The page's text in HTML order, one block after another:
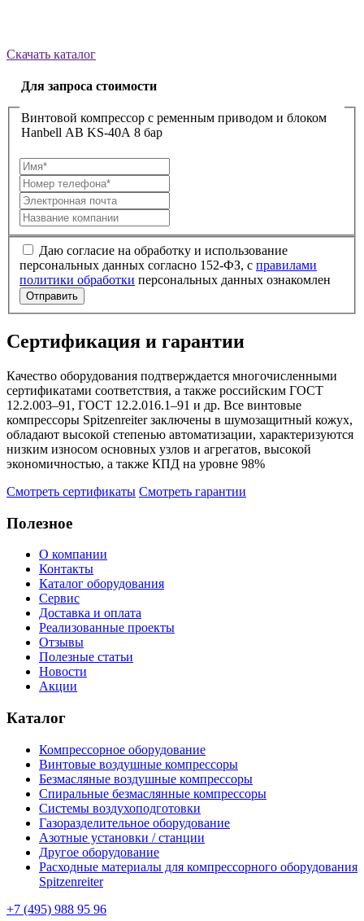
Скачать каталог
Для запроса стоимости
Винтовой компрессор с ременным приводом и блоком
Hanbell АВ KS-40A 8 бар
Даю согласие на обработку и использование
персональных данных согласно 152-ФЗ, с правилами
политики обработки персональных данных ознакомлен
Отправить
Сертификация и гарантии
Качество оборудования подтверждается многочисленными
сертификатами соответствия, а также российским ГОСТ
12.2.003–91, ГОСТ 12.2.016.1–91 и др. Все винтовые
компрессоры Spitzenreiter заключены в шумозащитный кожух,
обладают высокой степенью автоматизации, характеризуются
низким износом основных узлов и агрегатов, высокой
экономичностью, а также КПД на уровне 98%
Смотреть сертификаты Смотреть гарантии
Полезное
О компании
Контакты
Каталог оборудования
Сервис
Доставка и оплата
Реализованные проекты
Отзывы
Полезные статьи
Новости
Акции
Каталог
Компрессорное оборудование
Винтовые воздушные компрессоры
Безмасляные воздушные компрессоры
Спиральные безмаслянные компрессоры
Системы воздухоподготовки
Газоразделительное оборудование
Азотные установки / станции
Другое оборудование
Расходные материалы для компрессорного оборудования
Spitzenreiter
+7 (495) 988 95 96